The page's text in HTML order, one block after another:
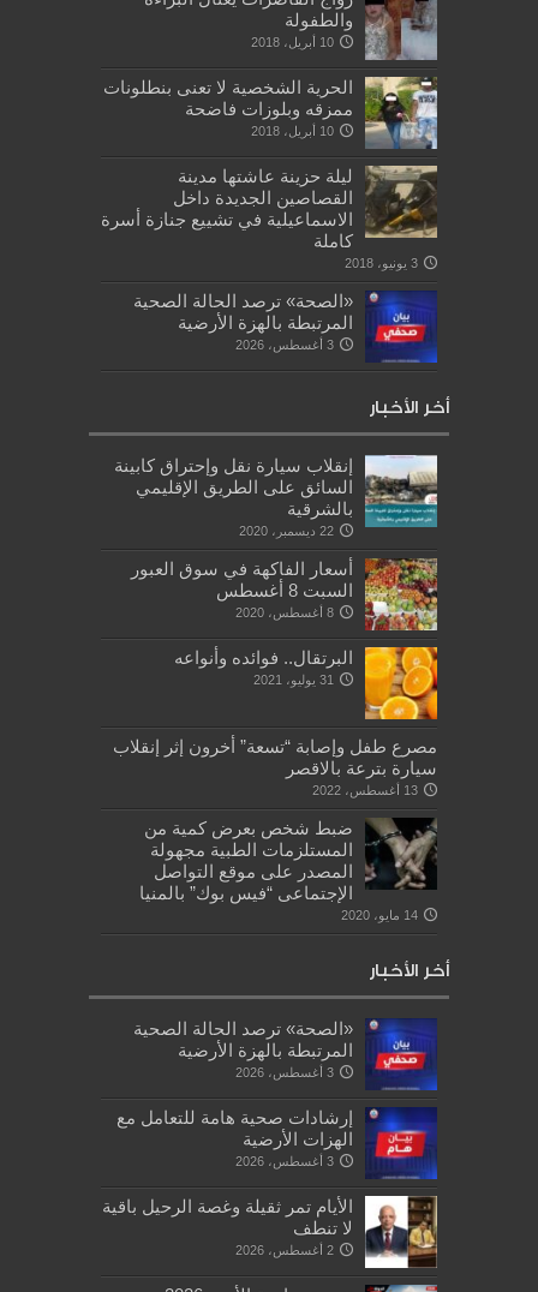
والطفولة
10 أبريل، 2018
الحرية الشخصية لا تعنى بنطلونات
ممزقه وبلوزات فاضحة
10 أبريل، 2018
ليلة حزينة عاشتها مدينة
القصاصين الجديدة داخل
الاسماعيلية في تشييع جنازة أسرة
كاملة
3 يونيو، 2018
«الصحة» ترصد الحالة الصحية
المرتبطة بالهزة الأرضية
3 أغسطس، 2026
أخر الأخبار
إنقلاب سيارة نقل وإحتراق كابينة
السائق على الطريق الإقليمي
بالشرقية
22 ديسمبر، 2020
أسعار الفاكهة‌ في سوق العبور
السبت 8 أغسطس
8 أغسطس، 2020
البرتقال.. فوائده وأنواعه
31 يوليو، 2021
مصرع طفل وإصابة “تسعة” أخرون إثر إنقلاب
سيارة بترعة بالاقصر
13 أغسطس، 2022
ضبط شخص بعرض كمية من
المستلزمات الطبية مجهولة
المصدر على موقع التواصل
الإجتماعى “فيس بوك” بالمنيا
14 مايو، 2020
أخر الأخبار
«الصحة» ترصد الحالة الصحية
المرتبطة بالهزة الأرضية
3 أغسطس، 2026
إرشادات صحية هامة للتعامل مع
الهزات الأرضية
3 أغسطس، 2026
الأيام تمر ثقيلة وغصة الرحيل باقية
لا تنطف
2 أغسطس، 2026